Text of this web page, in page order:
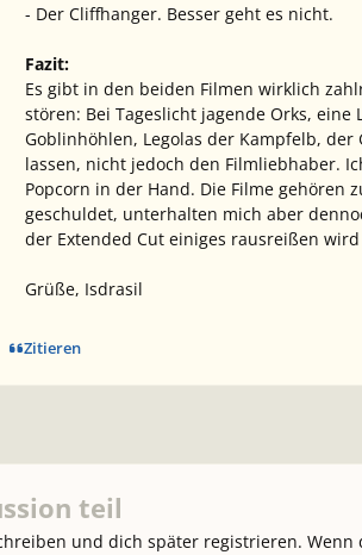
- Der Cliffhanger. Besser geht es nicht.
Fazit:
Es gibt in den beiden Filmen wirklich
stören: Bei Tageslicht jagende Orks,
Goblinhöhlen, Legolas der Kampfelb,
lassen, nicht jedoch den Filmliebhaber.
Popcorn in der Hand. Die Filme gehören
geschuldet, unterhalten mich aber
der Extended Cut einiges rausreißen wird
Grüße, Isdrasil
Zitieren
teil
und dich später registrieren. Wenn